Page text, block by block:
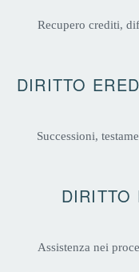
Recupero crediti,
DIRITTO
Successioni,
DIRITTO
Assistenza nei